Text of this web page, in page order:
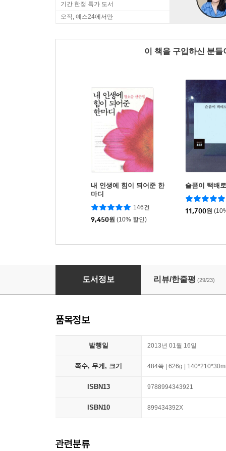
기간 한정 특가 도서
오직, 예스24에서만
이 책을 구입하신 분
내 인생에 힘이 되어준 한
마디
146건
9,450원 (10% 할인)
슬픔이 택배
11,700원
내 인생에 용기가 되어준 한마디
도서정보 리뷰/한줄평 (29/23)
품목정보
발행일 2013년 01월 16일
쪽수, 무게, 크기 484쪽 | 626g |
ISBN13 9788994343921
ISBN10 899434392X
관련분류